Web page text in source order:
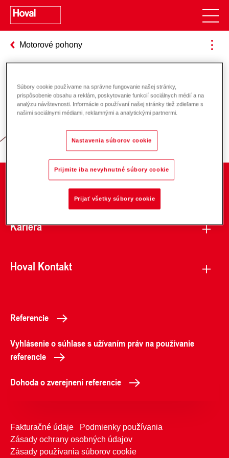
Motorové pohony
Zodpovednosť za energiu a životné
prostredie
O spoločnosti
Kariéra
Hoval Kontakt
Referencie
Vyhlásenie o súhlase s užívaním práv na používanie
referencie
Dohoda o zverejnení referencie
Fakturačné údaje
Podmienky používania
Zásady ochrany osobných údajov
Zásady používania súborov cookie
Súbory cookie používame na správne fungovanie našej stránky,
prispôsobenie obsahu a reklám, poskytovanie funkcií sociálnych médií a na
analýzu návštevnosti. Informácie o používaní našej stránky tiež zdieľame s
našimi sociálnymi médiami, reklamnými a analytickými partnermi.
Nastavenia súborov cookie
Prijmite iba nevyhnutné súbory cookie
Prijať všetky súbory cookie